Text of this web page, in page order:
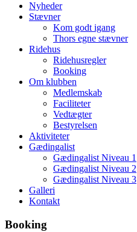
Nyheder
Stævner
Kom godt igang
Thors egne stævner
Ridehus
Ridehusregler
Booking
Om klubben
Medlemskab
Faciliteter
Vedtægter
Bestyrelsen
Aktiviteter
Gædingalist
Gædingalist Niveau 1
Gædingalist Niveau 2
Gædingalist Niveau 3
Galleri
Kontakt
Booking